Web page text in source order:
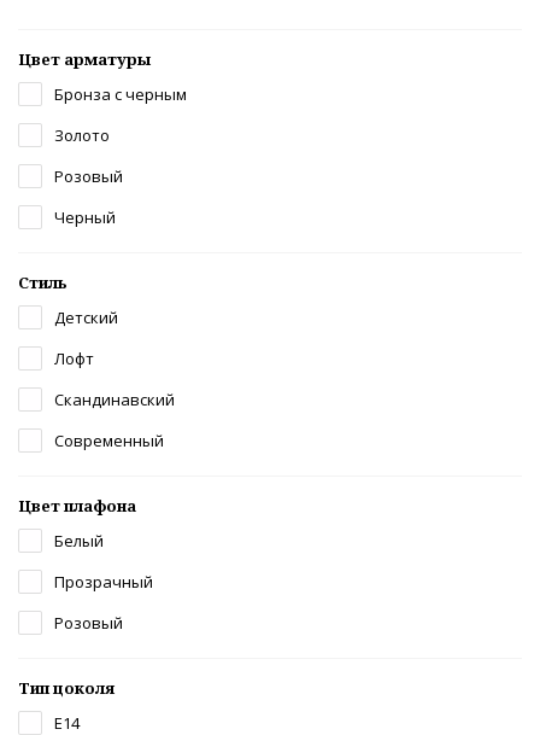
Цвет арматуры
Бронза с черным
Золото
Розовый
Черный
Стиль
Детский
Лофт
Скандинавский
Современный
Цвет плафона
Белый
Прозрачный
Розовый
Тип цоколя
E14